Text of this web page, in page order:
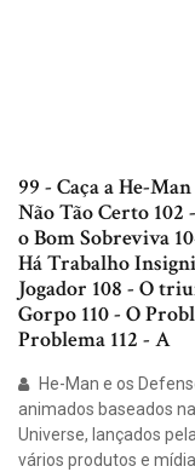
99 - Caça a He-
Não Tão Certo 102
o Bom Sobreviva
Há Trabalho
Jogador 108 - O
Gorpo 110 - O
Problema 112 - A
He-Man e os
animados baseados
Universe, lançados
vários produtos e